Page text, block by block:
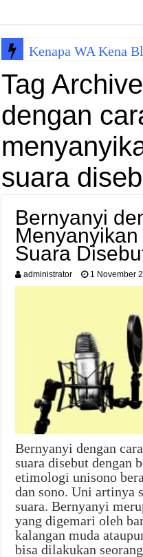
Kenapa WA Kena
Tag
dengan
suara
Bernyanyi
Suara
administrator 1 November
Bernyanyi dengan
suara disebut dengan
etimologi unisono
dan sono. Uni artinya
suara. Bernyanyi
yang digemari oleh
kalangan muda
bisa dilakukan